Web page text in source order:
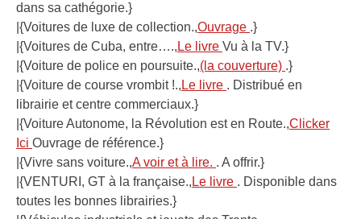
dans sa cathégorie.}
|{Voitures de luxe de collection.,Ouvrage .}
|{Voitures de Cuba, entre…., Le livre Vu à la TV.}
|{Voiture de police en poursuite.,(la couverture) .}
|{Voiture de course vrombit !., Le livre . Distribué en
librairie et centre commerciaux.}
|{Voiture Autonome, la Révolution est en Route.,Clicker
Ici Ouvrage de référence.}
|{Vivre sans voiture.,A voir et à lire. . A offrir.}
|{VENTURI, GT à la française., Le livre . Disponible dans
toutes les bonnes librairies.}